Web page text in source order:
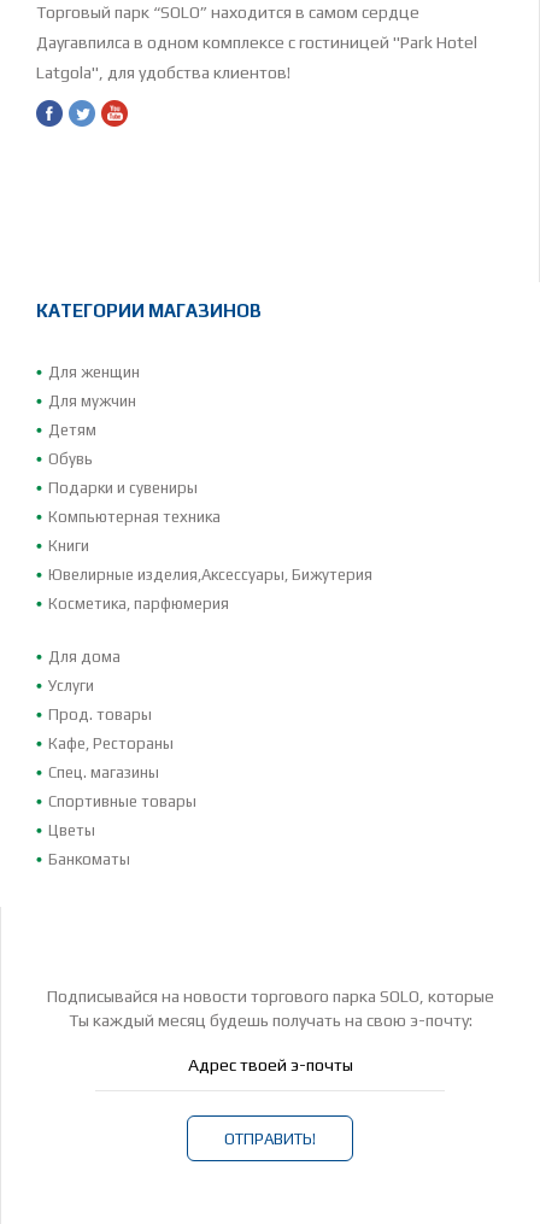
Торговый парк “SOLO” находится в самом сердце
Даугавпилса в одном комплексе с гостиницей "Park Hotel
Latgola", для удобства клиентов!
КАТЕГОРИИ МАГАЗИНОВ
Для женщин
Для мужчин
Детям
Обувь
Подарки и сувениры
Компьютерная техника
Книги
Ювелирные изделия,Аксессуары, Бижутерия
Косметика, парфюмерия
Для дома
Услуги
Прод. товары
Кафе, Рестораны
Спец. магазины
Спортивные товары
Цветы
Банкоматы
Подписывайся на новости торгового парка SOLO, которые
Ты каждый месяц будешь получать на свою э-почту:
ОТПРАВИТЬ!